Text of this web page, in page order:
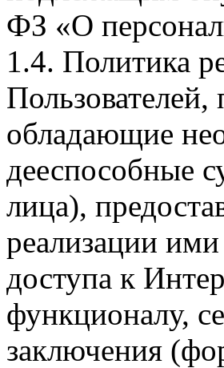
ФЗ «О
1.4. Политика
обладающие
дееспособные
лица),
реализации
доступа к
функционалу,
заключения